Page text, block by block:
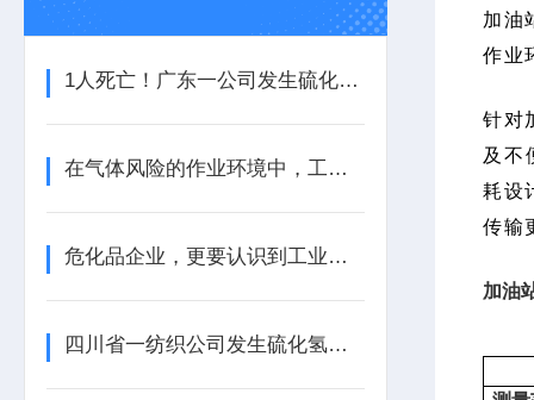
1人死亡！广东一公司发生硫化氢中毒事故
在气体风险的作业环境中，工业气体报警器是关键的一道防线
危化品企业，更要认识到工业气体报警器的重要性
四川省一纺织公司发生硫化氢中毒事件
加油
作业
针对
及不
耗设
传输
加油